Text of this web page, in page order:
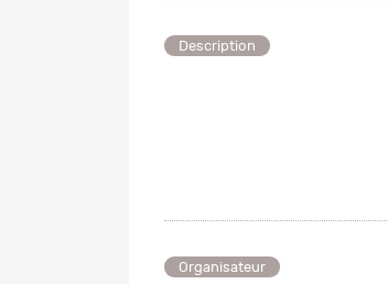
Description
Organisateur